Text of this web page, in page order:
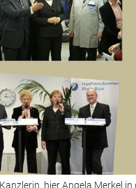
hier Angela Merkel in